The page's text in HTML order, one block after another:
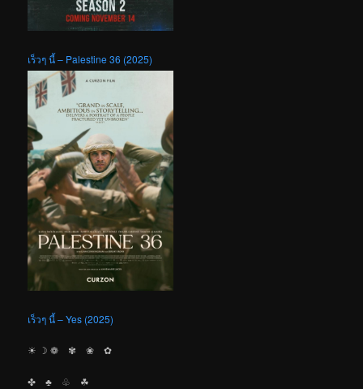
เร็วๆ นี้ – Palestine 36 (2025)
เร็วๆ นี้ – Yes (2025)
☀︎ ☽ ❁ ✾ ❀ ✿
✤ ♣︎ ♧ ☘︎